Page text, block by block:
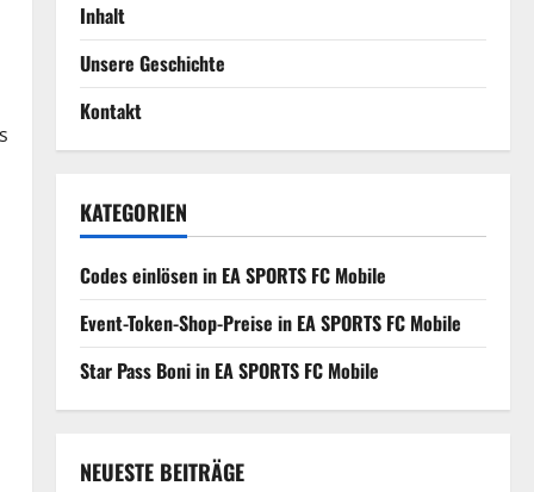
Inhalt
Unsere Geschichte
Kontakt
KATEGORIEN
Codes einlösen in EA SPORTS FC Mobile
Event-Token-Shop-Preise in EA SPORTS FC Mobile
Star Pass Boni in EA SPORTS FC Mobile
NEUESTE BEITRÄGE